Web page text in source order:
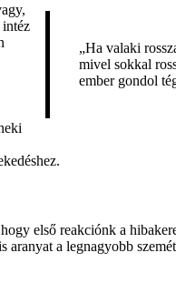
„Ha valaki
mivel sokkal
ember gondol
első reakciónk a
aranyat a legnagyobb